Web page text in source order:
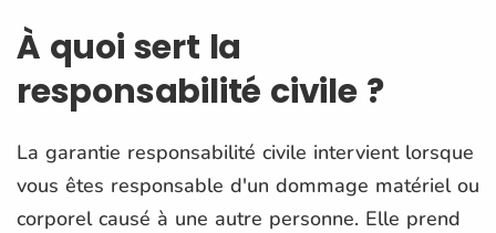
À quoi sert la
responsabilité civile ?
La garantie responsabilité civile intervient lorsque
vous êtes responsable d'un dommage matériel ou
corporel causé à une autre personne. Elle prend